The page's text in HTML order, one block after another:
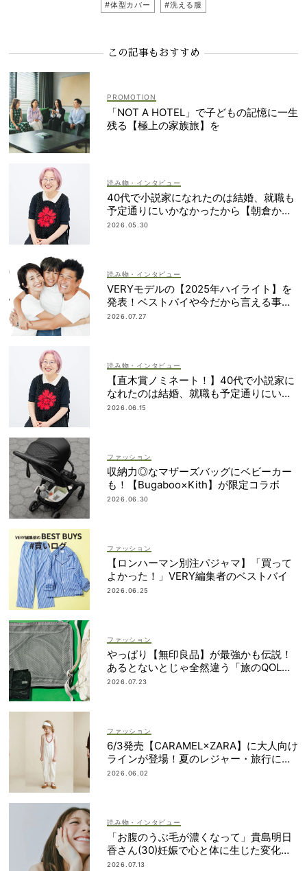
#体型カバー #洗える服
この記事もおすすめ
「NOT A HOTEL」で子どもの記憶に一生
残る【極上の家族旅】を
読み物・インタビュー
40代で小説家になれたのは結婚、就職も
予定通りにいかなかったから【朝倉かす
みさん】
2026.05.30
読み物・インタビュー
VERYモデルの【2025年ハイライト】を
発表！ベストバイや今だから言える事件
簿も大公開
2026.07.27
読み物・インタビュー
【直木賞ノミネート！】40代で小説家に
なれたのは結婚、就職も予定通りにいか
なかったから｜朝倉かすみさん
2026.06.15
ファッション
収納力◎なマザーズバッグにベビーカー
も！【Bugaboo×Kith】が限定コラボ
2026.06.30
ファッション
【ロンハーマン別注パジャマ】「買って
よかった！」VERY編集者のベストバイ
2026.06.25
ファッション
やっぱり【無印良品】が最強かも伝説！
あるとないとじゃ全然違う「旅のQOL爆
上げアイテム」
2026.07.23
ファッション
6/3発売【CARAMEL×ZARA】に大人向け
ラインが登場！夏のレジャー・旅行にも
おすすめ
2026.06.02
読み物・インタビュー
「お腹のうぶ毛が濃くなって」貴島明日
香さん(30)妊娠で心と体に生じた変化も
「愛しいです」
2026.07.13